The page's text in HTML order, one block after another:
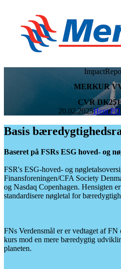
MERKUR
CVR
20.02.2025Hent
Basis
Baseret på FSRs ESG hoved- og
FSR's ESG-hoved- og
Finansforeningen/CFA Society
og Nasdaq Copenhagen. Hensigten
standardisere nøgletal for
FNs Verdensmål er er vedtaget af
kurs mod en mere bæredygtig
planeten.